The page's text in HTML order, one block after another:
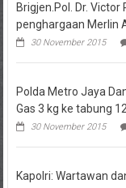
Brigjen.Pol. Dr. Victor
penghargaan Merlin
30 November 2015
Polda Metro Jaya
Gas 3 kg ke tabung
30 November 2015
Kapolri: Wartawan